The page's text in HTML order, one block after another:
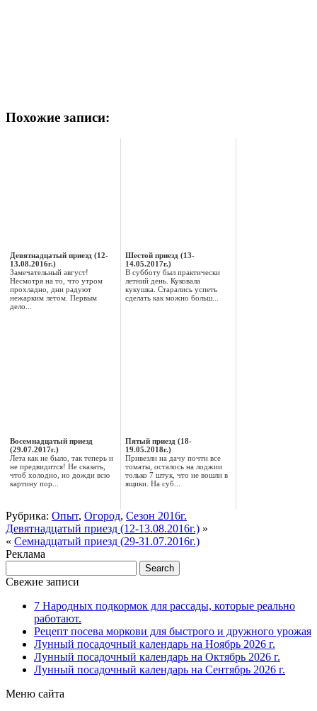
Похожие записи:
Девятнадцатый приезд (12-
13.08.2016г.)
Замечательный август!
Несмотря на то, что утром
прохладно, дни радуют
нежарким летом. Первым
дело...
Шестой приезд (13-
14.05.2017г.)
В субботу был практически
летний день. Куковала
кукушка. Старались успеть
сделать как можно больш...
Восемнадцатый приезд
(29.07.2017г.)
Лета как не было, так теперь и
не предвидится! Не сказать,
чтоб холодно, но дожди всю
картину пор...
Пятый приезд (18-
19.05.2018г.)
Привезли на дачу почти все
томаты, осталось на лоджии
только 7 штук, что не вошли в
ящики. На суб...
Рубрика: Опыт, Огород, Сезон 2016г.
Девятнадцатый приезд (12-13.08.2016г.) »
« Семнадцатый приезд (29-31.07.2016г.)
Реклама
Свежие записи
7 Народных подкормок для рассады, которые реально
работают.
Рецепт посева моркови для быстрого и дружного урожая
Лунный посадочный календарь на Ноябрь 2026 г.
Лунный посадочный календарь на Октябрь 2026 г.
Лунный посадочный календарь на Сентябрь 2026 г.
Меню сайта